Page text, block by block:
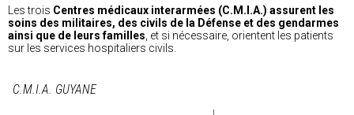
Les trois Centres médicaux interarmées (C.M.I.A.) assurent les
soins des militaires, des civils de la Défense et des gendarmes
ainsi que de leurs familles , et si nécessaire, orientent les patients
sur les services hospitaliers civils.
C.M.I.A. GUYANE